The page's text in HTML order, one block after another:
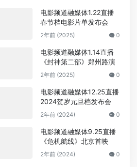
电影频道融媒体1.22直播
春节档电影片单发布会
2年前 (2025) 0
电影频道融媒体1.14直播
《封神第二部》郑州路演
2年前 (2025) 0
电影频道融媒体12.25直播
2024贺岁元旦档发布会
2年前 (2024) 0
电影频道融媒体9.25直播
《危机航线》北京首映
2年前 (2024) 0